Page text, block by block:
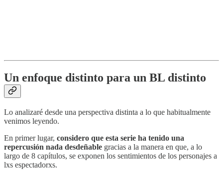
Un enfoque distinto para un BL distinto
Lo analizaré desde una perspectiva distinta a lo que habitualmente
venimos leyendo.
En primer lugar, considero que esta serie ha tenido una
repercusión nada desdeñable gracias a la manera en que, a lo
largo de 8 capítulos, se exponen los sentimientos de los personajes a
lxs espectadorxs.